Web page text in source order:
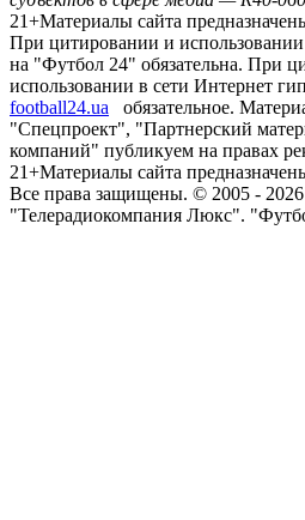
21+Материалы сайта
При цитировании и
на "Футбол 24" обязательна. При
использовании в сети Интернет
football24.ua
обязательное.
"Спецпроект", "Партнерский
компаний" публикуем на правах
21+Материалы сайта
Все права защищены. © 2005 - 2026
"Телерадиокомпания Люкс".